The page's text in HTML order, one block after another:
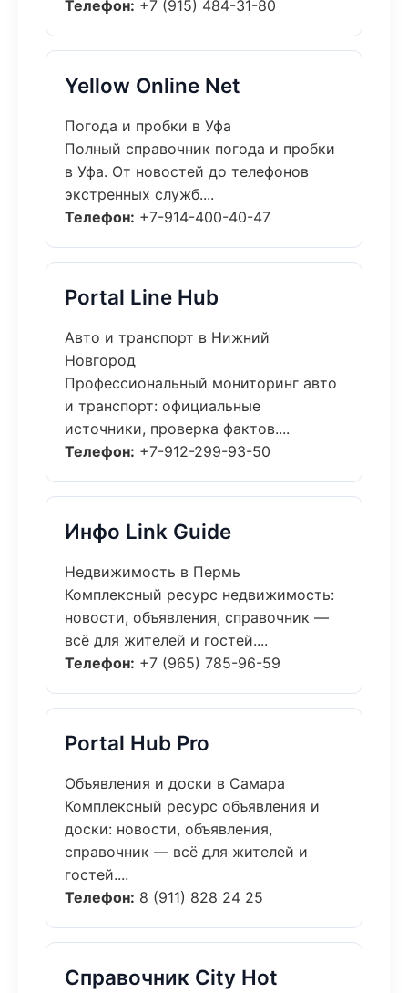
Телефон: +7 (915) 484-31-80
Yellow Online Net
Погода и пробки в Уфа
Полный справочник погода и пробки
в Уфа. От новостей до телефонов
экстренных служб....
Телефон: +7-914-400-40-47
Portal Line Hub
Авто и транспорт в Нижний
Новгород
Профессиональный мониторинг авто
и транспорт: официальные
источники, проверка фактов....
Телефон: +7-912-299-93-50
Инфо Link Guide
Недвижимость в Пермь
Комплексный ресурс недвижимость:
новости, объявления, справочник —
всё для жителей и гостей....
Телефон: +7 (965) 785-96-59
Portal Hub Pro
Объявления и доски в Самара
Комплексный ресурс объявления и
доски: новости, объявления,
справочник — всё для жителей и
гостей....
Телефон: 8 (911) 828 24 25
Справочник City Hot